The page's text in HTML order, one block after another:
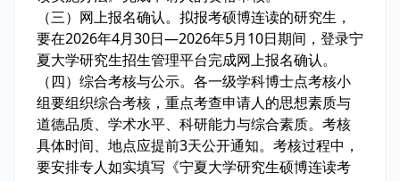
（三）网上报名确认。拟报考硕博连读的研究生，
要在2026年4月30日—2026年5月10日期间，登录宁
夏大学研究生招生管理平台完成网上报名确认。
（四）综合考核与公示。各一级学科博士点考核小
组要组织综合考核，重点考查申请人的思想素质与
道德品质、学术水平、科研能力与综合素质。考核
具体时间、地点应提前3天公开通知。考核过程中，
要安排专人如实填写《宁夏大学研究生硕博连读考